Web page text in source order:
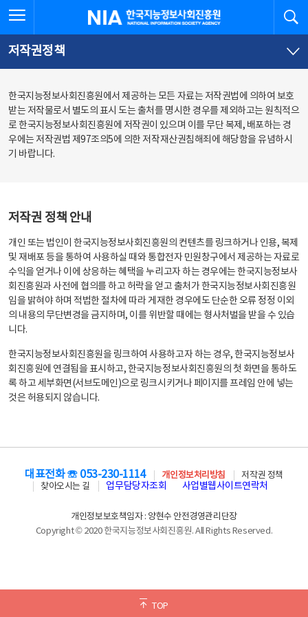
문
로
가
체
뉴
바
가
한국지능정보사회진흥원
저작권정책
한국지능정보사회진흥원에서 제공하는 모든 자료는 저작권법에 의하여 보호
받는 저작물로서 별도의 표시 도는 출처를 명시한 경우를 제외하고는 원칙적으
로 한국지능정보사회진흥원에 저작권이 있으며 이를 무단 복제, 배포하는 경
우에는 저작권법 제97조의5에 의한 저작재산권침해죄에 해당함을 유념하시
기 바랍니다.
저작권 정책 안내
개인 또는 법인이 한국지능정보사회진흥원의 컨텐츠를 링크하거나 인용, 복제
및 재배포 등을 통하여 사용하실 때와 통합전자 민원창구에서 제공하는 자료로
수익을 얻거나 이에 상응하는 혜택을 누리고자 하는 경우에는 한국지능정보사
회진흥원과 사전에 협의를 하고 허락을 얻고 출처가 한국지능정보사회진흥원
임을 밝혀야 하며 적법한 절차에 따라 게재한 경우에도 단순한 오류 정정 이외
의 내용의 무단변경을 금지하며, 이를 위반할 때에는 형사처벌을 받을 수 있습
니다.
한국지능정보사회진흥원을 링크하여 사용하고자 하는 경우, 한국지능정보사
회진흥원에 연결됨을 표시하고, 한국지능정보사회진흥원의 첫 화면을 통하도
록 하고 세부화면(서브도메인)으로 링크시키거나 페이지를 프레임 안에 넣는
것은 허용되지 않습니다.
TOP
대표전화 ☏ 053-230-1114 개인정보처리방침
저작권 정책
찾아오시는 길
업무담당자조회 사업별웹사이트연락처
개인정보보호책임자 : 양현수 안전경영관리단장
Copyright © 2020 한국지능정보사회진흥원. All Rights Reserved.